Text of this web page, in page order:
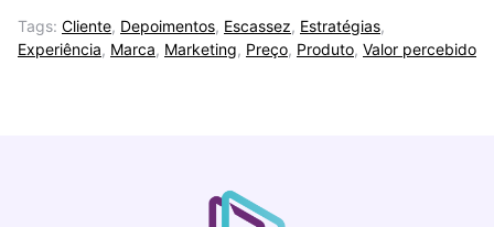
Tags: Cliente, Depoimentos, Escassez, Estratégias,
Experiência, Marca, Marketing, Preço, Produto, Valor percebido